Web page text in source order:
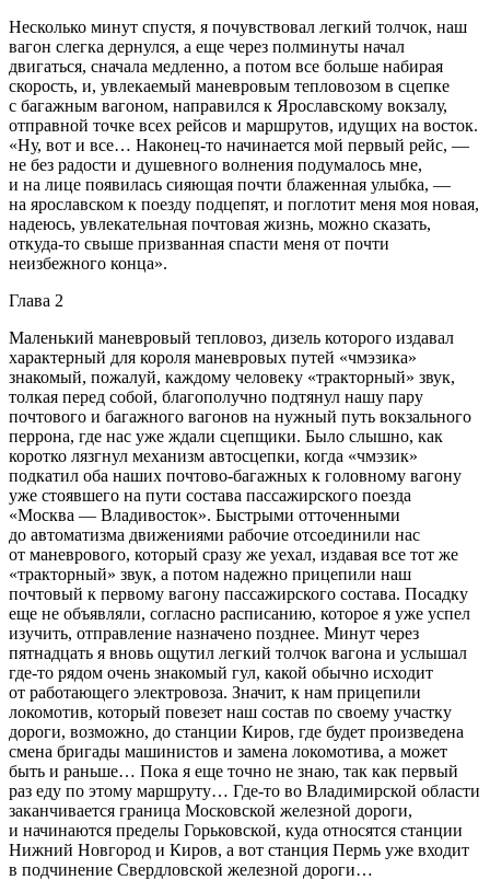
Несколько минут спустя, я почувствовал легкий толчок, наш
вагон слегка дернулся, а еще через полминуты начал
двигаться, сначала медленно, а потом все больше набирая
скорость, и, увлекаемый маневровым тепловозом в сцепке
с багажным вагоном, направился к Ярославскому вокзалу,
отправной точке всех рейсов и маршрутов, идущих на восток.
«Ну, вот и все… Наконец-то начинается мой первый рейс, —
не без радости и душевного волнения подумалось мне,
и на лице появилась сияющая почти блаженная улыбка, —
на ярославском к поезду подцепят, и поглотит меня моя новая,
надеюсь, увлекательная почтовая жизнь, можно сказать,
откуда-то свыше призванная спасти меня от почти
неизбежного конца».
Глава 2
Маленький маневровый тепловоз, дизель которого издавал
характерный для короля маневровых путей «чмэзика»
знакомый, пожалуй, каждому человеку «тракторный» звук,
толкая перед собой, благополучно подтянул нашу пару
почтового и багажного вагонов на нужный путь вокзального
перрона, где нас уже ждали сцепщики. Было слышно, как
коротко лязгнул механизм автосцепки, когда «чмэзик»
подкатил оба наших почтово-багажных к головному вагону
уже стоявшего на пути состава пассажирского поезда
«Москва — Владивосток». Быстрыми отточенными
до автоматизма движениями рабочие отсоединили нас
от маневрового, который сразу же уехал, издавая все тот же
«тракторный» звук, а потом надежно прицепили наш
почтовый к первому вагону пассажирского состава. Посадку
еще не объявляли, согласно расписанию, которое я уже успел
изучить, отправление назначено позднее. Минут через
пятнадцать я вновь ощутил легкий толчок вагона и услышал
где-то рядом очень знакомый гул, какой обычно исходит
от работающего электровоза. Значит, к нам прицепили
локомотив, который повезет наш состав по своему участку
дороги, возможно, до станции Киров, где будет произведена
смена бригады машинистов и замена локомотива, а может
быть и раньше… Пока я еще точно не знаю, так как первый
раз еду по этому маршруту… Где-то во Владимирской области
заканчивается граница Московской железной дороги,
и начинаются пределы Горьковской, куда относятся станции
Нижний Новгород и Киров, а вот станция Пермь уже входит
в подчинение Свердловской железной дороги…